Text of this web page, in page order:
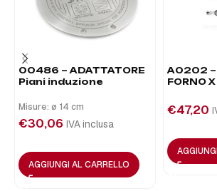
00486 – ADATTATORE
Piani induzione
Misure: ø 14 cm
€30,06 IVA inclusa
AGGIUNGI AL CARRELLO
A0202 –
FORNO
€47,20